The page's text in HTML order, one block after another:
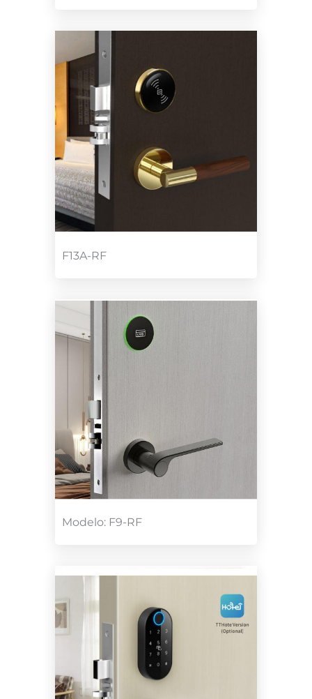
F13A-RF
Modelo: F9-RF